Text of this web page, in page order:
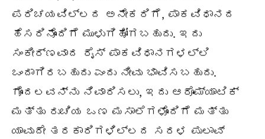
ಪರಿಚಯವಿಲ್ಲದ ಅನೇಕರಿಗೆ, ಪಾಕವಿಧಾನದ
ಹೆಸರಿನೊಂದಿಗೆ ಮುಳುಗಿಹೋಗಬಹುದು. ಇದು
ಸಂಕೀರ್ಣವಾದ ರೈಸ್ ಪಾಕವಿಧಾನಗಳಲ್ಲಿ
ಒಂದಾಗಿರಬಹುದು ಎಂದು ನೀವು ಭಾವಿಸಬಹುದು.
ಗೊಂದಲವನ್ನು ನಿವಾರಿಸಲು, ಇದು ಆರೊಮ್ಯಾಟಿಕ್
ಮತ್ತು ರುಚಿಯ ಒಣ ಮಸಾಲೆಗಳೊಂದಿಗೆ ಮತ್ತು
ಯಾವುದೇ ತರಕಾರಿಗಳಿಲ್ಲದ ಸರಳ ಪುಲಾವ್